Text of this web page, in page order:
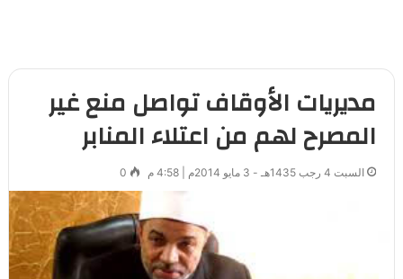
مديريات الأوقاف تواصل منع غير
المصرح لهم من اعتلاء المنابر
السبت 4 رجب 1435هـ - 3 مايو 2014م | 4:58 م 0